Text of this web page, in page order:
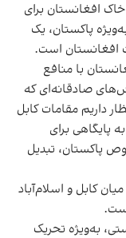
خاک افغانستان برای
پاکستان، یک
افغانستان است.
با منافع
صادقانه‌ای که
داریم مقامات کابل
پایگاهی برای
پاکستان، تبدیل
کابل و اسلام‌آباد
به‌ویژه تحریک